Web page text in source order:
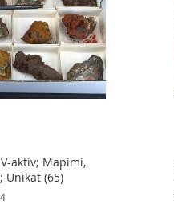
aktiv; Mapimi,
Unikat (65)